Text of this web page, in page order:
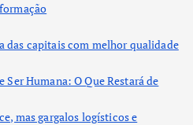
das capitais com melhor qualidade
Humana: O Que Restará de
mas gargalos logísticos e